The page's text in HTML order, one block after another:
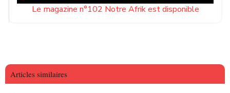
Le magazine n°102 Notre Afrik est disponible
Articles similaires